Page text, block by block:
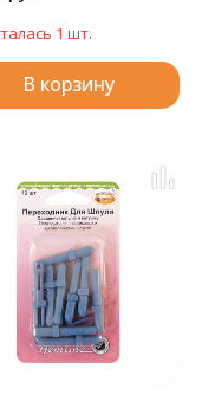
1 шт.
В корзину